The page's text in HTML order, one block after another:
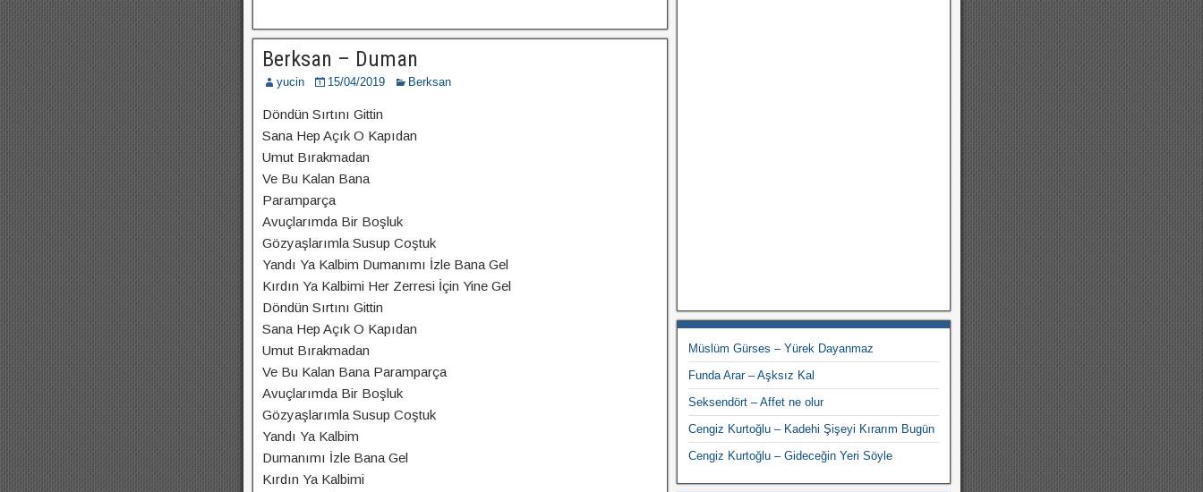
Berksan – Duman
yucin 15/04/2019 Berksan
Döndün Sırtını Gittin
Sana Hep Açık O Kapıdan
Umut Bırakmadan
Ve Bu Kalan Bana
Paramparça
Avuçlarımda Bir Boşluk
Gözyaşlarımla Susup Coştuk
Yandı Ya Kalbim Dumanımı İzle Bana Gel
Kırdın Ya Kalbimi Her Zerresi İçin Yine Gel
Döndün Sırtını Gittin
Sana Hep Açık O Kapıdan
Umut Bırakmadan
Ve Bu Kalan Bana Paramparça
Avuçlarımda Bir Boşluk
Gözyaşlarımla Susup Coştuk
Yandı Ya Kalbim
Dumanımı İzle Bana Gel
Kırdın Ya Kalbimi
Müslüm Gürses – Yürek Dayanmaz
Funda Arar – Aşksız Kal
Seksendört – Affet ne olur
Cengiz Kurtoğlu – Kadehi Şişeyi Kırarım Bugün
Cengiz Kurtoğlu – Gideceğin Yeri Söyle